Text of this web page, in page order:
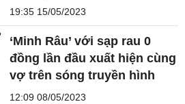
19:35 15/05/2023
‘Minh Râu’ với sạp rau 0
đồng lần đầu xuất hiện cùng
vợ trên sóng truyền hình
12:09 08/05/2023